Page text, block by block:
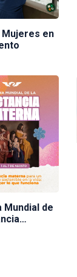
Mujeres en
Mundial de